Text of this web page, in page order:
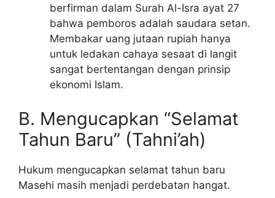
berfirman dalam Surah Al-Isra ayat 27
bahwa pemboros adalah saudara setan.
Membakar uang jutaan rupiah hanya
untuk ledakan cahaya sesaat di langit
sangat bertentangan dengan prinsip
ekonomi Islam.
B. Mengucapkan “Selamat
Tahun Baru” (Tahni’ah)
Hukum mengucapkan selamat tahun baru
Masehi masih menjadi perdebatan hangat.